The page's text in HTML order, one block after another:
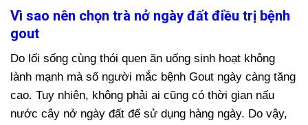
Vì sao nên chọn trà nở ngày đất điều trị bệnh
gout
Do lối sống cùng thói quen ăn uống sinh hoạt không
lành mạnh mà số người mắc bệnh Gout ngày càng tăng
cao. Tuy nhiên, không phải ai cũng có thời gian nấu
nước cây nở ngày đất để sử dụng hàng ngày. Do vậy,